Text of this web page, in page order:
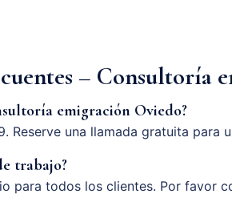
– Consultoría
emigración Oviedo?
Reserve una llamada gratuita para
trabajo?
para todos los clientes. Por favor